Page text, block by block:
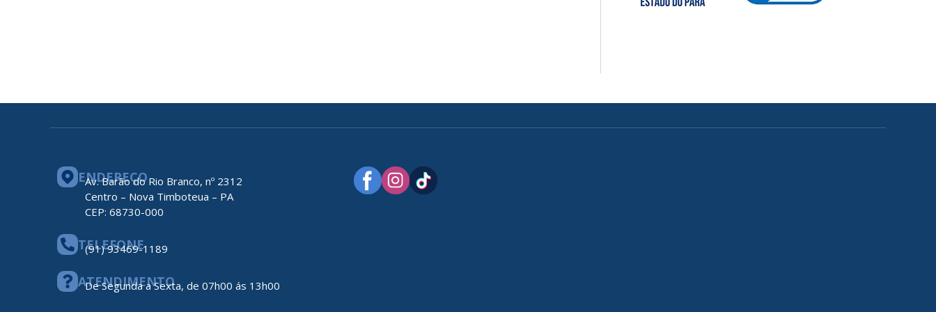
ENDEREÇO
Av. Barão do Rio Branco, nº 2312
Centro – Nova Timboteua – PA
CEP: 68730-000
TELEFONE
(91) 93469-1189
ATENDIMENTO
De Segunda a Sexta, de 07h00 ás 13h00